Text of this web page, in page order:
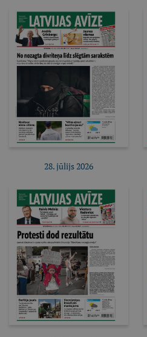
Pirkt e-izdevumu
Pirkt abonementu
Pirkt e-izdevumu
Pirkt abonementu
28. jūlijs 2026